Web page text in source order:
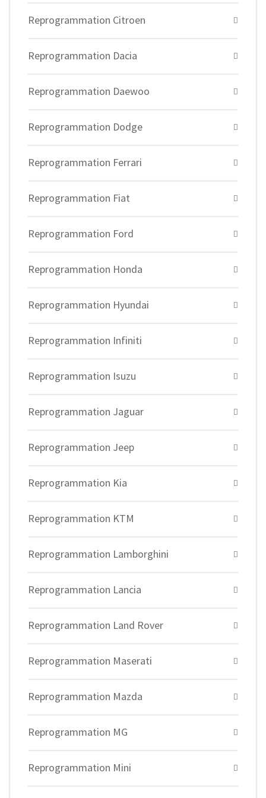
Reprogrammation Citroen
Reprogrammation Dacia
Reprogrammation Daewoo
Reprogrammation Dodge
Reprogrammation Ferrari
Reprogrammation Fiat
Reprogrammation Ford
Reprogrammation Honda
Reprogrammation Hyundai
Reprogrammation Infiniti
Reprogrammation Isuzu
Reprogrammation Jaguar
Reprogrammation Jeep
Reprogrammation Kia
Reprogrammation KTM
Reprogrammation Lamborghini
Reprogrammation Lancia
Reprogrammation Land Rover
Reprogrammation Maserati
Reprogrammation Mazda
Reprogrammation MG
Reprogrammation Mini